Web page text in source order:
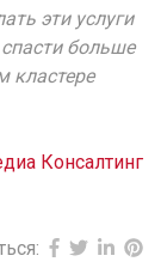
эти услуги
больше
кластере
Консалтинг